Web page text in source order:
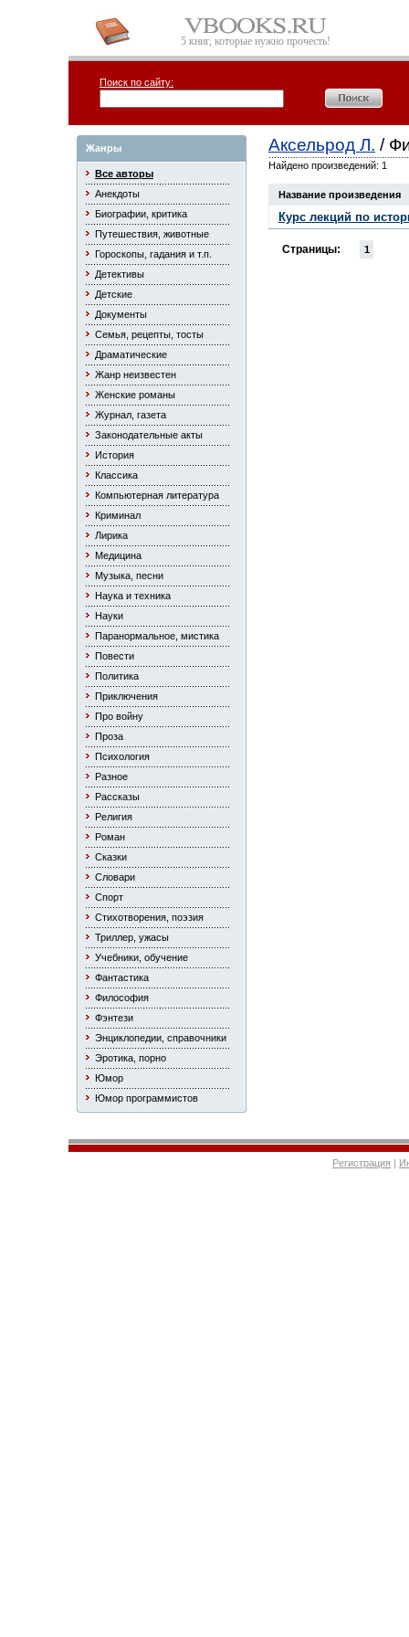
5 книг, которые нужно прочесть!
Поиск по сайту:
Жанры
Все авторы
Анекдоты
Биографии, критика
Путешествия, животные
Гороскопы, гадания и т.п.
Детективы
Детские
Документы
Семья, рецепты, тосты
Драматические
Жанр неизвестен
Женские романы
Журнал, газета
Законодательные акты
История
Классика
Компьютерная литература
Криминал
Лирика
Медицина
Музыка, песни
Наука и техника
Науки
Паранормальное, мистика
Повести
Политика
Приключения
Про войну
Проза
Психология
Разное
Рассказы
Религия
Роман
Сказки
Словари
Спорт
Стихотворения, поэзия
Триллер, ужасы
Учебники, обучение
Фантастика
Философия
Фэнтези
Энциклопедии, справочники
Эротика, порно
Юмор
Юмор программистов
Аксельрод Л. /
Найдено произведений: 1
Название произведения
Курс лекций по
Страницы: 1
Регистрация |